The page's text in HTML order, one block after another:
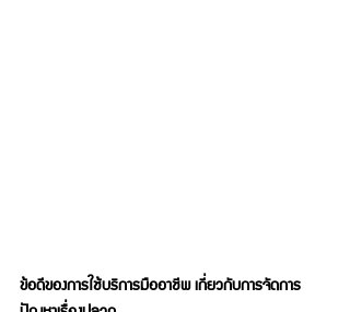
ข้อดีของการใช้บริการมืออาชีพ เกี่ยวกับการจัดการ